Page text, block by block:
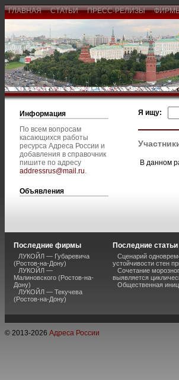
ГЛАВНАЯ СТАТЬИ ПРЕСС-РЕЛИЗЫ
Информация
По всем вопросам
касающихся работы
ресурса Адреса России и
добавления в справочник
пишите по адресу
addressrus@mail.ru.
Объявления
Я ищу:
В данном
Последние фирмы
ЛУКОЙЛ — Губаревича
(Ростов-на-Дону)
ЛУКОЙЛ —
Малиновского (Ростов-на-
Дону)
ЛУКОЙЛ — Текучева
(Ростов-на-Дону)
Последние статьи
Сценарий
устойчивости стен
Сочетание
выявляется
Общественная
© 2013-2026 Адреса России